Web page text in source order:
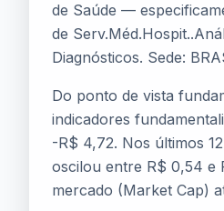
de Saúde —
de
Diagnósticos. Sede:
Do ponto de vista
indicadores
-R$ 4,72. Nos últimos
oscilou entre R$ 0,54 e
mercado (Market Cap)